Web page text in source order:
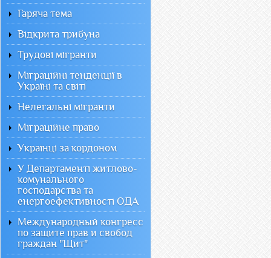
Гаряча тема
Відкрита трибуна
Трудові мігранти
Міграційні тенденції в
Україні та світі
Нелегальні мігранти
Міграційне право
Українці за кордоном
У Департаменті житлово-
комунального
господарства та
енергоефективності ОДА
Международный конгресс
по защите прав и свобод
граждан "Щит"